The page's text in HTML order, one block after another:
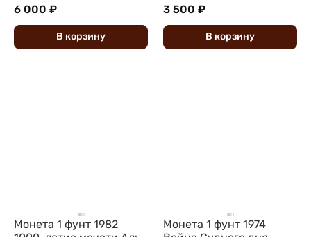
6 000 ₽
В корзину
3 500 ₽
В корзину
Монета 1 фунт 1982
Монета 1 фунт 1974